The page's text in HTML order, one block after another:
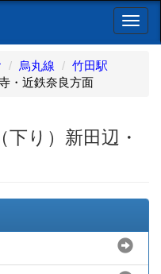
ナ
烏丸線
竹田駅
・近鉄奈良方面
り）新田辺・